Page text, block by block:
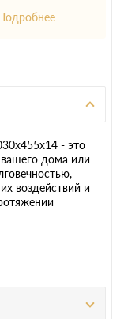
- это
вашего дома или
воздействий и